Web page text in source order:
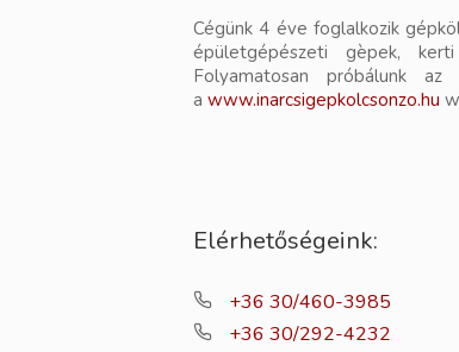
Cégünk 4 éve foglalkozik
épületgépészeti gèpek,
Folyamatosan próbálunk az
a www.inarcsigepkolcsonzo.hu
Elérhetőségeink:
+36 30/460-3985
+36 30/292-4232